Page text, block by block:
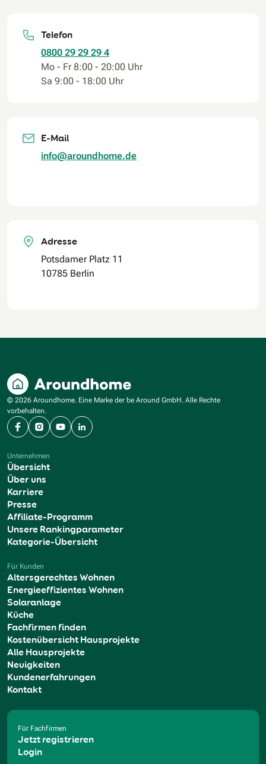
Telefon
0800 29 29 29 4
Mo - Fr 8:00 - 20:00 Uhr
Sa 9:00 - 18:00 Uhr
E-Mail
info@aroundhome.de
Adresse
Potsdamer Platz 11
10785 Berlin
© 2026 Aroundhome. Eine Marke der be Around GmbH. Alle Rechte
vorbehalten.
FacebookInstagram
YouTubeLinkedIn
Unternehmen
Übersicht
Über uns
Karriere
Presse
Affiliate-Programm
Unsere Rankingparameter
Kategorie-Übersicht
Für Kunden
Altersgerechtes Wohnen
Energieeffizientes Wohnen
Solaranlage
Küche
Fachfirmen finden
Kostenübersicht Hausprojekte
Alle Hausprojekte
Neuigkeiten
Kundenerfahrungen
Kontakt
Für Fachfirmen
Jetzt registrieren
Login